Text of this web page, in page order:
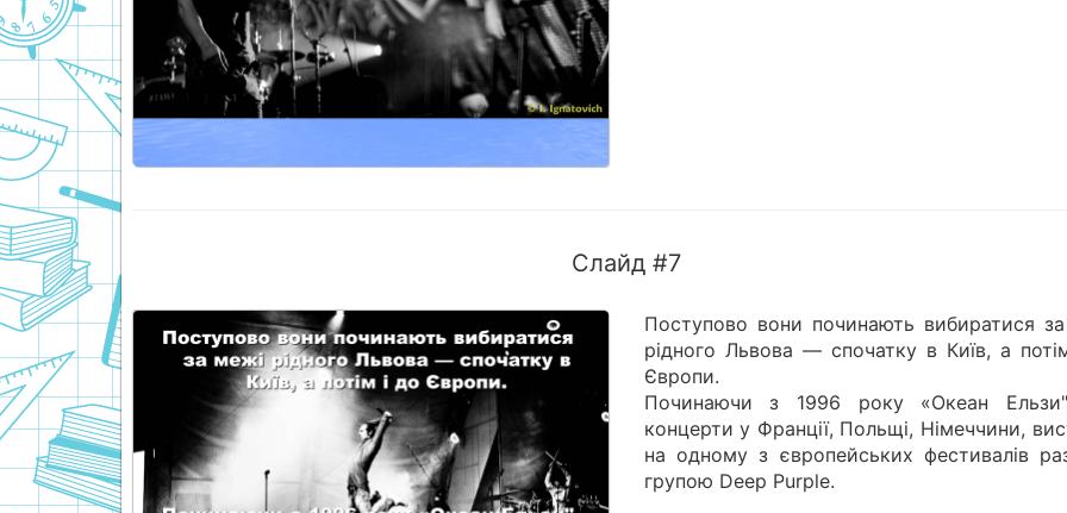
Слайд #7
Поступово вони починають вибиратися
рідного Львова — спочатку в Київ, а
Європи.
Починаючи з 1996 року «Океан
концерти у Франції, Польщі, Німеччини,
на одному з європейських фестивалів
групою Deep Purple.